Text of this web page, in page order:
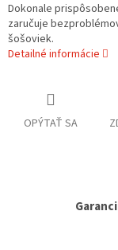
Dokonale
zaručuje
šošoviek.
Detailné informácie
OPÝTAŤ SA